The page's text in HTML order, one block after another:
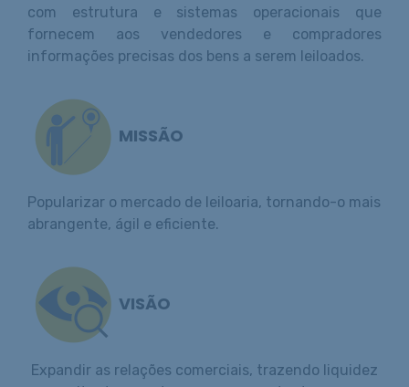
com estrutura e sistemas operacionais que
fornecem aos vendedores e compradores
informações precisas dos bens a serem leiloados.
MISSÃO
Popularizar o mercado de leiloaria, tornando-o mais
abrangente, ágil e eficiente.
VISÃO
Expandir as relações comerciais, trazendo liquidez